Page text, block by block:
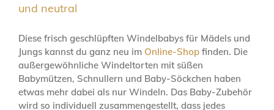
und neutral
Diese frisch geschlüpften Windelbabys für Mädels und
Jungs kannst du ganz neu im Online-Shop finden. Die
außergewöhnliche Windeltorten mit süßen
Babymützen, Schnullern und Baby-Söckchen haben
etwas mehr dabei als nur Windeln. Das Baby-Zubehör
wird so individuell zusammengestellt, dass jedes